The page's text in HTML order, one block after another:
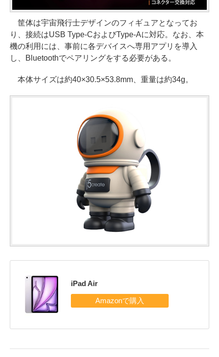
筐体は宇宙飛行士デザインのフィギュアとなってお
り、接続はUSB Type-CおよびType-Aに対応。なお、本
機の利用には、事前に各デバイスへ専用アプリを導入
し、Bluetoothでペアリングをする必要がある。
本体サイズは約40×30.5×53.8mm、重量は約34g。
iPad Air